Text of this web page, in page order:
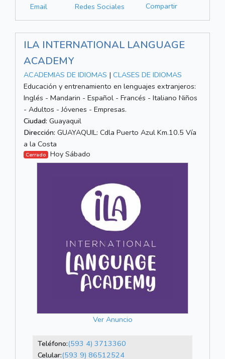
Email
Redes Sociales Compartir
ILA INTERNATIONAL LANGUAGE
ACADEMY
ACADEMIAS DE IDIOMAS | CLASES DE IDIOMAS
Educación y entrenamiento en lenguajes extranjeros:
Inglés - Mandarin - Español - Francés - Italiano Niños
- Adultos - Jóvenes - Empresas.
Ciudad: Guayaquil
Dirección: GUAYAQUIL: Cdla Puerto Azul Km.10.5 Vía
a la Costa
Cerrado Hoy Sábado
Ver Anuncio
Teléfono:(593 4) 3713360
Celular:(593 9) 86512524